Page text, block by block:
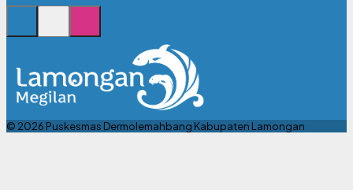
© 2026 Puskesmas Dermolemahbang Kabupaten Lamongan